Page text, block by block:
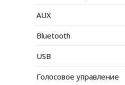
AUX
Bluetooth
USB
Голосовое управление